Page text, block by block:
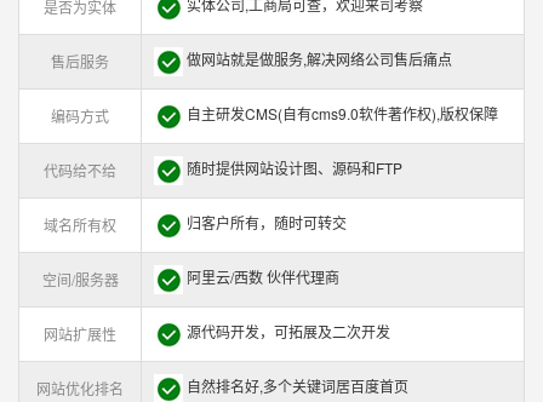
是否为实体 实体公司,工商局可查，欢迎来司考察
售后服务 做网站就是做服务,解决网络公司售后痛点
编码方式 自主研发CMS(自有cms9.0软件著作权),版权保障
代码给不给 随时提供网站设计图、源码和FTP
域名所有权 归客户所有，随时可转交
空间/服务器 阿里云/西数 伙伴代理商
网站扩展性 源代码开发，可拓展及二次开发
网站优化排名 自然排名好,多个关键词居百度首页